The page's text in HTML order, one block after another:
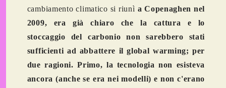
cambiamento climatico si riunì a Copenaghen nel
2009, era già chiaro che la cattura e lo
stoccaggio del carbonio non sarebbero stati
sufficienti ad abbattere il global warming; per
due ragioni. Primo, la tecnologia non esisteva
ancora (anche se era nei modelli) e non c'erano